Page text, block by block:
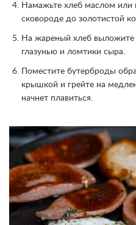
Намажьте хлеб маслом или
сковороде до золотистой
На жареный хлеб выложите
глазунью и ломтики сыра.
Поместите бутерброды
крышкой и грейте на
начнет плавиться.